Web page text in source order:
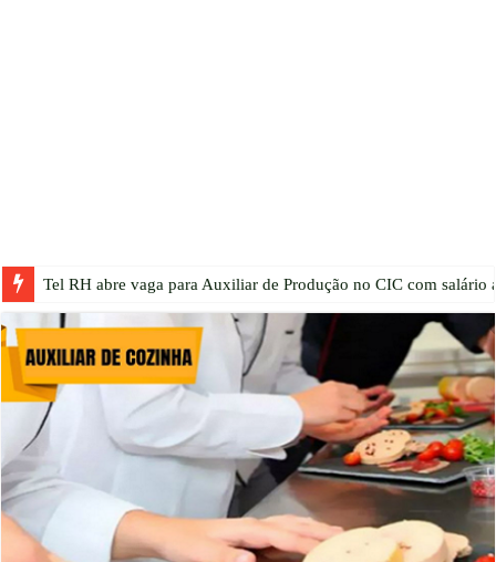
Tel RH abre vaga para Auxiliar de Produção no CIC com salário